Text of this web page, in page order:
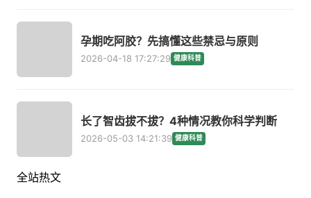
孕期吃阿胶？先搞懂这些禁忌与原则
2026-04-18 17:27:29 健康科普
长了智齿拔不拔？4种情况教你科学判断
2026-05-03 14:21:39 健康科普
全站热文